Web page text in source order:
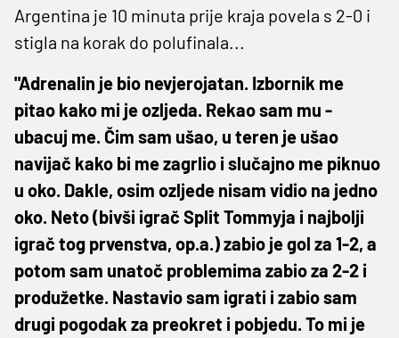
Argentina je 10 minuta prije kraja povela s 2-0 i
stigla na korak do polufinala...
"Adrenalin je bio nevjerojatan. Izbornik me
pitao kako mi je ozljeda. Rekao sam mu -
ubacuj me. Čim sam ušao, u teren je ušao
navijač kako bi me zagrlio i slučajno me piknuo
u oko. Dakle, osim ozljede nisam vidio na jedno
oko. Neto (bivši igrač Split Tommyja i najbolji
igrač tog prvenstva, op.a.) zabio je gol za 1-2, a
potom sam unatoč problemima zabio za 2-2 i
produžetke. Nastavio sam igrati i zabio sam
drugi pogodak za preokret i pobjedu. To mi je